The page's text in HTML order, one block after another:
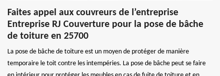
Faites appel aux couvreurs de l’entreprise
Entreprise RJ Couverture pour la pose de bâche
de toiture en 25700
La pose de bâche de toiture est un moyen de protéger de manière
temporaire le toit contre les intempéries. La pose de bâche peut se faire